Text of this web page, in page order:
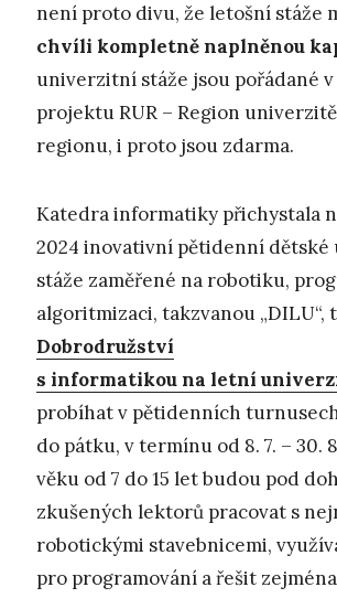
není proto divu, že letošní stáže
chvíli kompletně naplněnou
univerzitní stáže jsou pořádané
projektu RUR – Region
regionu, i proto jsou zdarma.
Katedra informatiky přichystala
2024 inovativní pětidenní
stáže zaměřené na robotiku,
algoritmizaci, takzvanou „DILU“,
Dobrodružství
s informatikou na letní
probíhat v pětidenních
do pátku, v termínu od 8. 7. – 30.
věku od 7 do 15 let budou pod
zkušených lektorů pracovat s
robotickými stavebnicemi,
pro programování a řešit